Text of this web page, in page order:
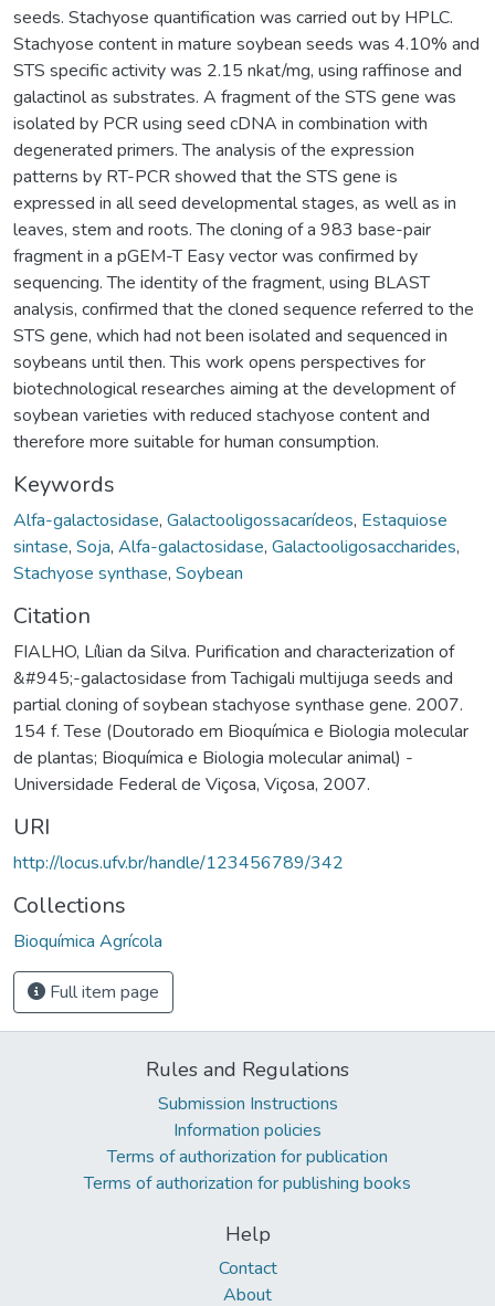
seeds. Stachyose quantification was carried out by HPLC.
Stachyose content in mature soybean seeds was 4.10% and
STS specific activity was 2.15 nkat/mg, using raffinose and
galactinol as substrates. A fragment of the STS gene was
isolated by PCR using seed cDNA in combination with
degenerated primers. The analysis of the expression
patterns by RT-PCR showed that the STS gene is
expressed in all seed developmental stages, as well as in
leaves, stem and roots. The cloning of a 983 base-pair
fragment in a pGEM-T Easy vector was confirmed by
sequencing. The identity of the fragment, using BLAST
analysis, confirmed that the cloned sequence referred to the
STS gene, which had not been isolated and sequenced in
soybeans until then. This work opens perspectives for
biotechnological researches aiming at the development of
soybean varieties with reduced stachyose content and
therefore more suitable for human consumption.
Keywords
Alfa-galactosidase, Galactooligossacarídeos, Estaquiose
sintase, Soja, Alfa-galactosidase, Galactooligosaccharides,
Stachyose synthase, Soybean
Citation
FIALHO, Lílian da Silva. Purification and characterization of
&#945;-galactosidase from Tachigali multijuga seeds and
partial cloning of soybean stachyose synthase gene. 2007.
154 f. Tese (Doutorado em Bioquímica e Biologia molecular
de plantas; Bioquímica e Biologia molecular animal) -
Universidade Federal de Viçosa, Viçosa, 2007.
URI
http://locus.ufv.br/handle/123456789/342
Collections
Bioquímica Agrícola
Full item page
Rules and Regulations
Submission Instructions
Information policies
Terms of authorization for publication
Terms of authorization for publishing books
Help
Contact
About